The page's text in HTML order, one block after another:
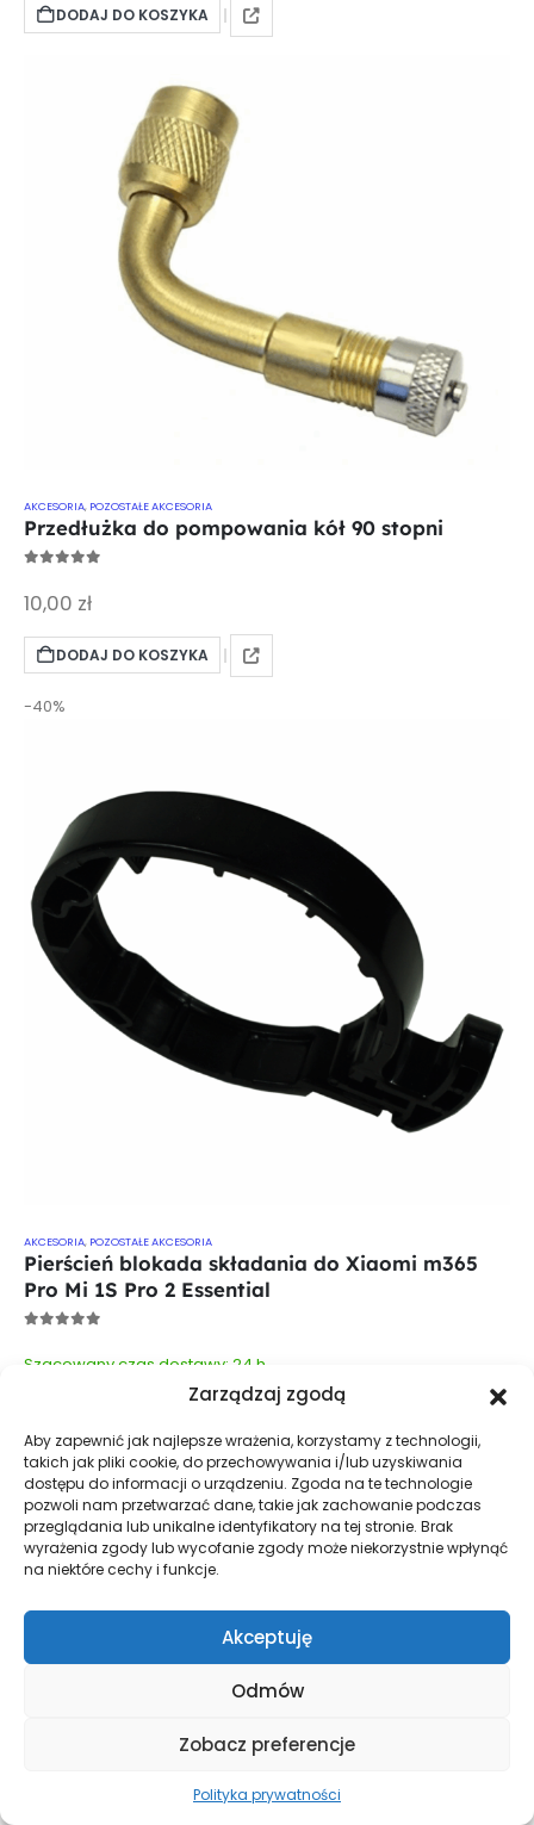
Zarządzaj zgodą
Aby zapewnić jak najlepsze wrażenia, korzystamy z technologii,
takich jak pliki cookie, do przechowywania i/lub uzyskiwania
dostępu do informacji o urządzeniu. Zgoda na te technologie
pozwoli nam przetwarzać dane, takie jak zachowanie podczas
przeglądania lub unikalne identyfikatory na tej stronie. Brak
wyrażenia zgody lub wycofanie zgody może niekorzystnie wpłynąć
na niektóre cechy i funkcje.
Akceptuję
Odmów
Zobacz preferencje
Polityka prywatności
DODAJ DO KOSZYKA
AKCESORIA, POZOSTAŁE AKCESORIA
Przedłużka do pompowania kół 90 stopni
10,00 zł
DODAJ DO KOSZYKA
-40%
AKCESORIA, POZOSTAŁE AKCESORIA
Pierścień blokada składania do Xiaomi m365
Pro Mi 1S Pro 2 Essential
Szacowany czas dostawy: 24 h
Najniższa cena z ostatnich 30 dni:15,00zł
DODAJ DO KOSZYKA